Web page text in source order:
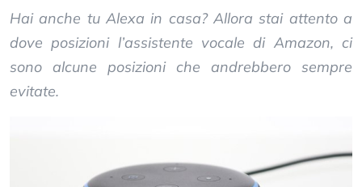
Hai anche tu Alexa in casa? Allora stai attento a
dove posizioni l’assistente vocale di Amazon, ci
sono alcune posizioni che andrebbero sempre
evitate.